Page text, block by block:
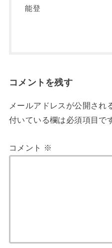
能登
コメントを残す
メールアドレスが公開され
付いている欄は必須項目で
コメント ※